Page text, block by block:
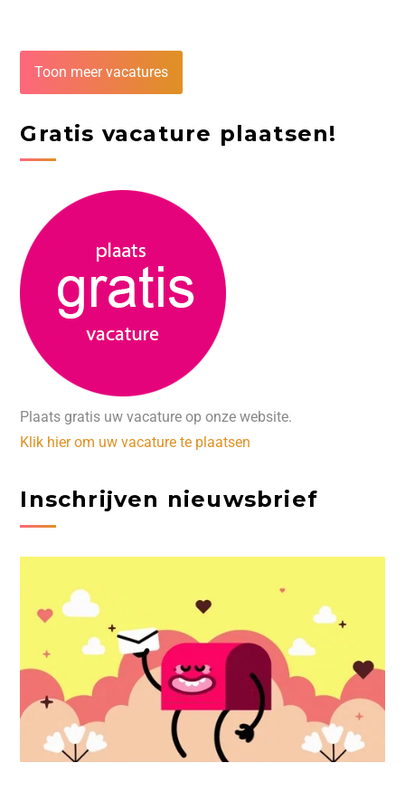
Toon meer vacatures
Gratis vacature plaatsen!
Plaats gratis uw vacature op onze website.
Klik hier om uw vacature te plaatsen
Inschrijven nieuwsbrief